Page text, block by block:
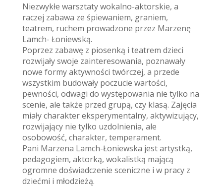
Niezwykłe warsztaty wokalno-aktorskie, a
raczej zabawa ze śpiewaniem, graniem,
teatrem, ruchem prowadzone przez Marzenę
Lamch- Łoniewską.
Poprzez zabawę z piosenką i teatrem dzieci
rozwijały swoje zainteresowania, poznawały
nowe formy aktywności twórczej, a przede
wszystkim budowały poczucie wartości,
pewności, odwagi do występowania nie tylko na
scenie, ale także przed grupą, czy klasą. Zajęcia
miały charakter eksperymentalny, aktywizujący,
rozwijający nie tylko uzdolnienia, ale
osobowość, charakter, temperament.
Pani Marzena Lamch-Łoniewska jest artystką,
pedagogiem, aktorką, wokalistką mającą
ogromne doświadczenie sceniczne i w pracy z
dziećmi i młodzieżą.